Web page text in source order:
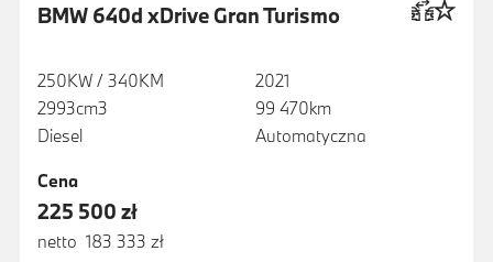
BMW 640d xDrive Gran Turismo
250KW / 340KM
2993cm3
Diesel
2021
99 470km
Automatyczna
Cena
225 500 zł
netto 183 333 zł